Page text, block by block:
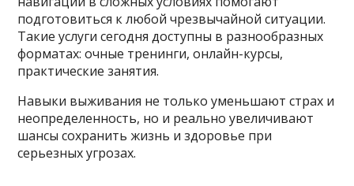
подготовиться к любой чрезвычайной ситуации.
Такие услуги сегодня доступны в разнообразных
форматах: очные тренинги, онлайн-курсы,
практические занятия.
Навыки выживания не только уменьшают страх и
неопределенность, но и реально увеличивают
шансы сохранить жизнь и здоровье при
серьезных угрозах.